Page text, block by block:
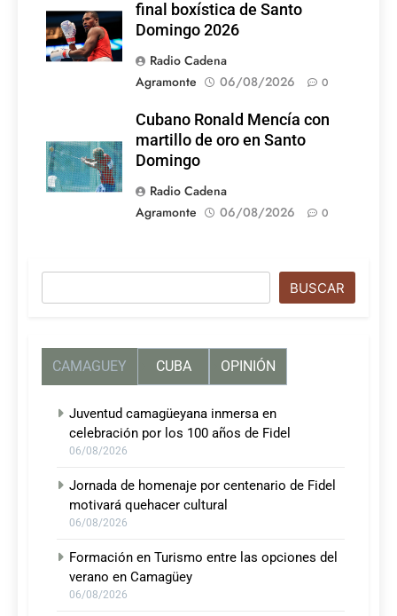
final boxística de Santo
Domingo 2026
Radio Cadena
Agramonte
06/08/2026 0
Cubano Ronald Mencía con
martillo de oro en Santo
Domingo
Radio Cadena
Agramonte
06/08/2026 0
BUSCAR
CAMAGUEY CUBA OPINIÓN
Juventud camagüeyana inmersa en
celebración por los 100 años de Fidel
06/08/2026
Jornada de homenaje por centenario de Fidel
motivará quehacer cultural
06/08/2026
Formación en Turismo entre las opciones del
verano en Camagüey
06/08/2026